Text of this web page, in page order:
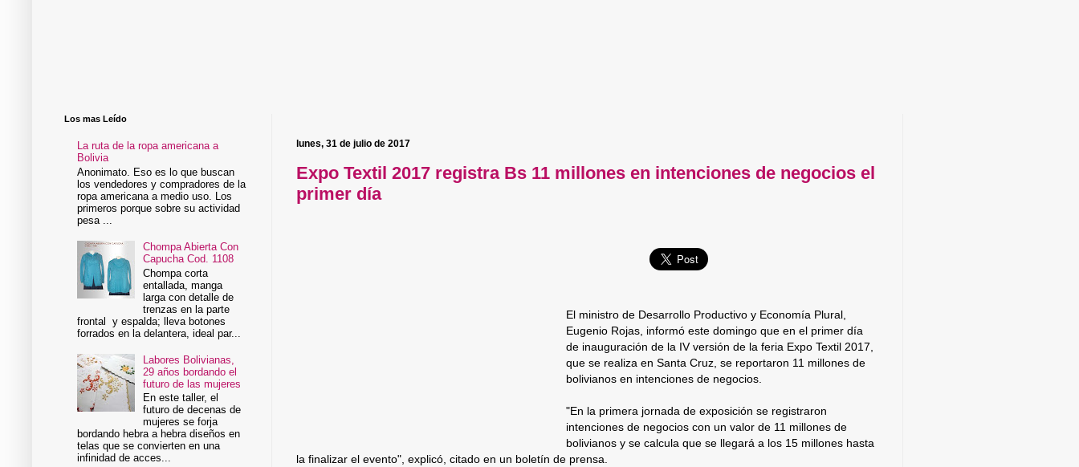
lunes, 31 de julio de 2017
Expo Textil 2017 registra Bs 11 millones en intenciones de negocios el
primer día
El ministro de Desarrollo Productivo y Economía Plural,
Eugenio Rojas, informó este domingo que en el primer día
de inauguración de la IV versión de la feria Expo Textil 2017,
que se realiza en Santa Cruz, se reportaron 11 millones de
bolivianos en intenciones de negocios.
"En la primera jornada de exposición se registraron
intenciones de negocios con un valor de 11 millones de
bolivianos y se calcula que se llegará a los 15 millones hasta
la finalizar el evento", explicó, citado en un boletín de prensa.
Los mas Leído
La ruta de la ropa americana a
Bolivia
Anonimato. Eso es lo que buscan
los vendedores y compradores de la
ropa americana a medio uso. Los
primeros porque sobre su actividad
pesa ...
Chompa Abierta Con
Capucha Cod. 1108
Chompa corta
entallada, manga
larga con detalle de
trenzas en la parte
frontal y espalda; lleva botones
forrados en la delantera, ideal par...
Labores Bolivianas,
29 años bordando el
futuro de las mujeres
En este taller, el
futuro de decenas de
mujeres se forja
bordando hebra a hebra diseños en
telas que se convierten en una
infinidad de acces...